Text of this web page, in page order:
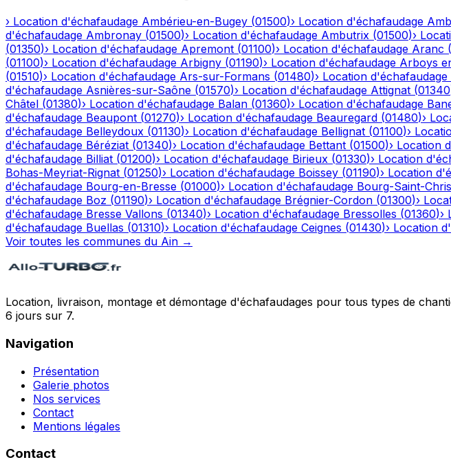
› Location d'échafaudage Ambérieu-en-Bugey (01500)› Location d'échafaudage
d'échafaudage Ambronay (01500)› Location d'échafaudage Ambutrix (01500)›
(01350)› Location d'échafaudage Apremont (01100)› Location d'échafaudage Aranc (
(01100)› Location d'échafaudage Arbigny (01190)› Location d'échafaudage Arboys
(01510)› Location d'échafaudage Ars-sur-Formans (01480)› Location d'échafaudage
d'échafaudage Asnières-sur-Saône (01570)› Location d'échafaudage Attignat (01340
Châtel (01380)› Location d'échafaudage Balan (01360)› Location d'échafaudage
d'échafaudage Beaupont (01270)› Location d'échafaudage Beauregard (01480)›
d'échafaudage Belleydoux (01130)› Location d'échafaudage Bellignat (01100)›
d'échafaudage Béréziat (01340)› Location d'échafaudage Bettant (01500)› Location
d'échafaudage Billiat (01200)› Location d'échafaudage Birieux (01330)› Location
Bohas-Meyriat-Rignat (01250)› Location d'échafaudage Boissey (01190)› Location
d'échafaudage Bourg-en-Bresse (01000)› Location d'échafaudage Bourg-Saint-
d'échafaudage Boz (01190)› Location d'échafaudage Brégnier-Cordon (01300)›
d'échafaudage Bresse Vallons (01340)› Location d'échafaudage Bressolles (01360)›
d'échafaudage Buellas (01310)› Location d'échafaudage Ceignes (01430)› Location
Voir toutes les communes du Ain →
Location, livraison, montage et démontage d'échafaudages pour tous types de
6 jours sur 7.
Navigation
Présentation
Galerie photos
Nos services
Contact
Mentions légales
Contact